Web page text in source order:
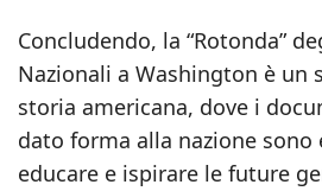
Concludendo, la “Rotonda”
Nazionali a Washington è un
storia americana, dove i
dato forma alla nazione sono
educare e ispirare le future